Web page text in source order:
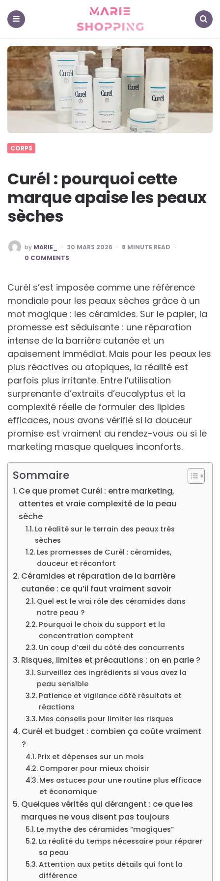
astuces
pour
vous
CORPS
Curél : pourquoi cette
marque apaise les peaux
sèches
POSTED
BY
by MARIE_ 30 MARS 2026 8 MINUTE READ
0 COMMENTS
Curél s’est imposée comme une référence
mondiale pour les peaux sèches grâce à un
mot magique : les céramides. Sur le papier, la
promesse est séduisante : une réparation
intense de la barrière cutanée et un
apaisement immédiat. Mais pour les peaux les
plus réactives ou atopiques, la réalité est
parfois plus irritante. Entre l’utilisation
surprenante d’extraits d’eucalyptus et la
complexité réelle de formuler des lipides
efficaces, nous avons vérifié si la douceur
promise est vraiment au rendez-vous ou si le
marketing masque quelques inconforts.
Sommaire
Ce que promet Curél : entre marketing,
attentes et vraie complexité de la peau
sèche
La réalité sur le terrain des peaux très
sèches
Les promesses de Curél : céramides,
douceur et réconfort
Céramides et réparation de la barrière
cutanée : ce qu’il faut vraiment savoir
Quel est le vrai rôle des céramides dans
notre peau ?
Pourquoi le choix du support et la
concentration comptent
Un coup d’œil du côté des concurrents
Risques, limites et précautions : on en parle ?
Surveillez ces ingrédients si vous avez la
peau sensible
Patience et vigilance côté résultats et
réactions
Mes conseils pour limiter les risques
Curél et budget : combien ça coûte vraiment
?
Prix et dépenses sur un mois
Comparer pour mieux choisir
Mes astuces pour une routine plus efficace
et économique
Quelques vérités qui dérangent : ce que les
marques ne vous disent pas toujours
Le mythe des céramides “magiques”
La réalité du temps nécessaire pour réparer
sa peau
Attention aux petits détails qui font la
différence